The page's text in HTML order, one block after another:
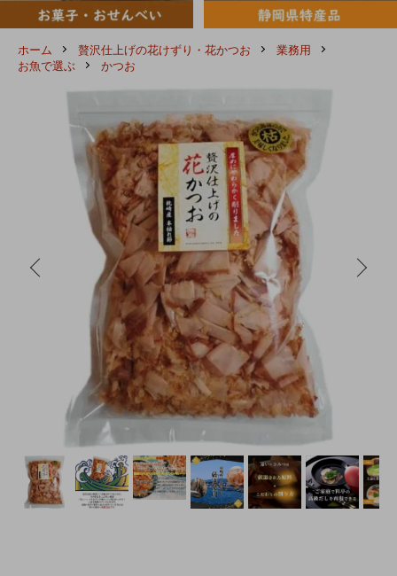
ホーム 贅沢仕上げの花けずり・花かつお
業務用
お魚で選ぶ
かつお